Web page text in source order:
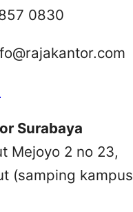
0830
Surabaya
Mejoyo 2 no 23,
(samping kampus